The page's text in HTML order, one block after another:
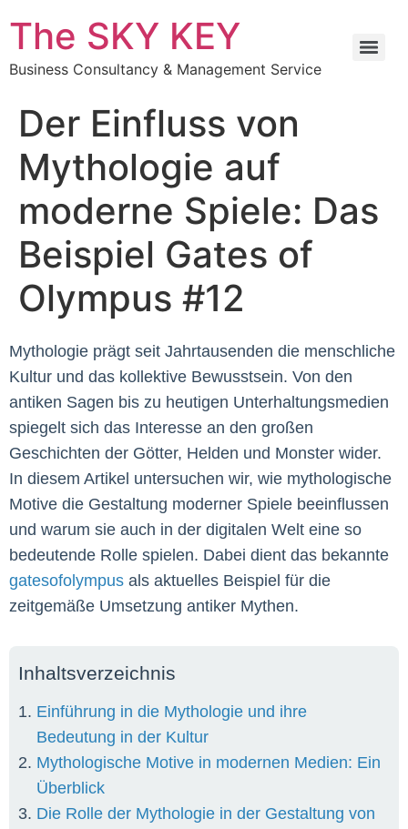
The SKY KEY
Business Consultancy & Management Service
Der Einfluss von
Mythologie auf
moderne Spiele: Das
Beispiel Gates of
Olympus #12
Mythologie prägt seit Jahrtausenden die menschliche
Kultur und das kollektive Bewusstsein. Von den
antiken Sagen bis zu heutigen Unterhaltungsmedien
spiegelt sich das Interesse an den großen
Geschichten der Götter, Helden und Monster wider.
In diesem Artikel untersuchen wir, wie mythologische
Motive die Gestaltung moderner Spiele beeinflussen
und warum sie auch in der digitalen Welt eine so
bedeutende Rolle spielen. Dabei dient das bekannte
gatesofolympus als aktuelles Beispiel für die
zeitgemäße Umsetzung antiker Mythen.
Inhaltsverzeichnis
Einführung in die Mythologie und ihre
Bedeutung in der Kultur
Mythologische Motive in modernen Medien: Ein
Überblick
Die Rolle der Mythologie in der Gestaltung von